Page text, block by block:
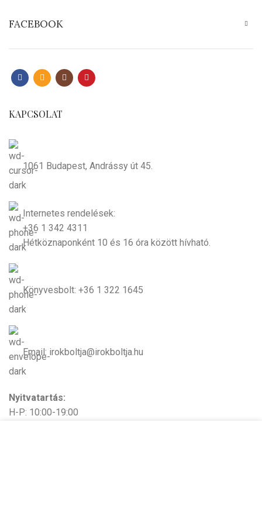
FACEBOOK
KAPCSOLAT
1061 Budapest, Andrássy út 45.
Internetes rendelések:
+36 1 342 4311
Hétköznaponként 10 és 16 óra között hívható.
Könyvesbolt: +36 1 322 1645
Email: irokboltja@irokboltja.hu
Nyitvatartás:
H-P: 10:00-19:00